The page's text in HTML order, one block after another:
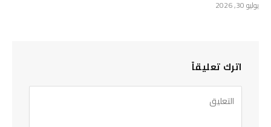
يوليو 30, 2026
اترك تعليقاً